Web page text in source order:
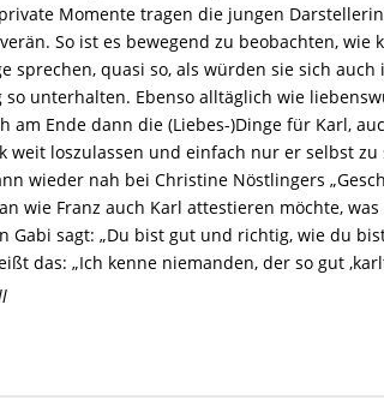
Momente tragen die jungen
So ist es bewegend zu beobachten, wie
sprechen, quasi so, als würden sie sich auch
so unterhalten. Ebenso alltäglich wie
am Ende dann die (Liebes-)Dinge für Karl,
weit loszulassen und einfach nur er selbst zu
wieder nah bei Christine Nöstlingers
wie Franz auch Karl attestieren möchte, was
Gabi sagt: „Du bist gut und richtig, wie du
das: „Ich kenne niemanden, der so gut